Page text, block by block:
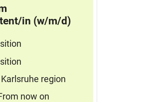
in (w/m/d)
region
now on